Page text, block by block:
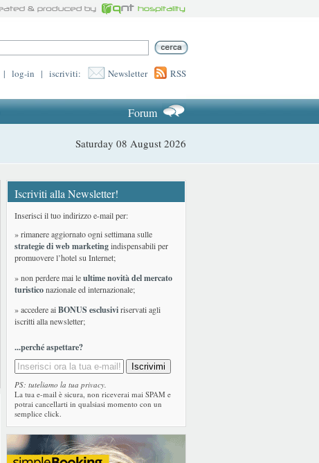
| log-in | iscriviti: Newsletter RSS
Forum
Saturday 08 August 2026
Iscriviti alla Newsletter!
Inserisci il tuo indirizzo e-mail per:
» rimanere aggiornato ogni settimana sulle
strategie di web marketingindispensabili per
promuovere l’hotel su Internet;
» non perdere mai leultime novità del mercato
turisticonazionale ed internazionale;
» accedere aiBONUS esclusiviriservati agli
iscritti alla newsletter;
...perché aspettare?
PS: tuteliamo la tua privacy.
La tua e-mail è sicura, non riceverai mai SPAM e
potrai cancellarti in qualsiasi momento con un
semplice click.